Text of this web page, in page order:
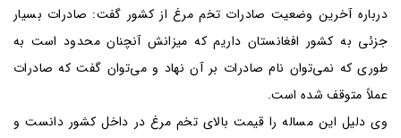
درباره آخرین وضعیت صادرات تخم مرغ از کشور گفت: صادرات بسیار
جزئی به کشور افغانستان داریم که میزانش آنچنان محدود است به
طوری که نمی‌توان نام صادرات بر آن نهاد و می‌توان گفت که صادرات
عملاً متوقف شده است.
وی دلیل این مساله را قیمت بالای تخم مرغ در داخل کشور دانست و